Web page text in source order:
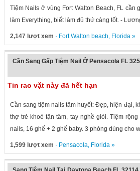
Tiệm Nails ở vùng Fort Walton Beach, FL cần
làm Everything, biết làm đủ thứ càng tốt. -
2,147 lượt xem · Fort Walton beach, Florida»
Cần Sang Gấp Tiệm Nail Ở Pensacola FL
Tin rao vặt này đã hết hạn
Cần sang tiệm nails tâm huyết: Đẹp, hiện đại,
thợ trẻ khoẻ tận tâm, tay nghề giỏi. Tiệm
nails, 16 ghế + 2 ghế baby. 3 phòng dùng cho
1,599 lượt xem · Pensacola, Florida»